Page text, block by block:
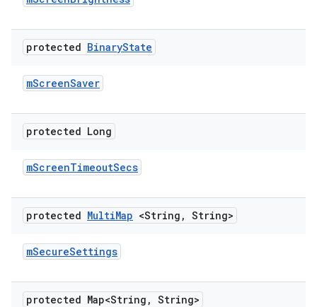
protected BinaryState
mScreenSaver
protected Long
mScreenTimeoutSecs
protected MultiMap <String , String>
mSecureSettings
protected Map<String , String>